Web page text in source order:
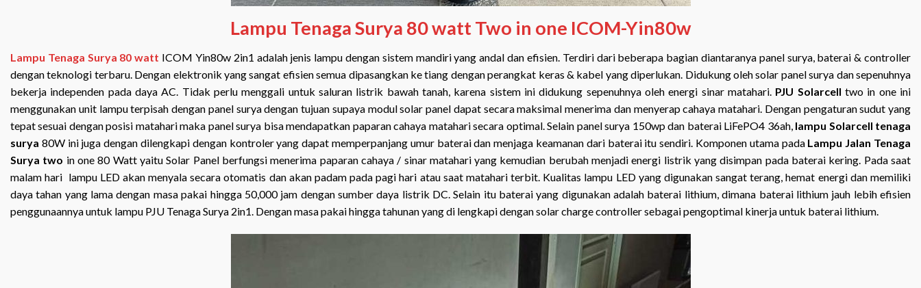
Lampu Tenaga Surya 80 watt Two in one ICOM-Yin80w
Lampu Tenaga Surya 80 watt ICOM Yin80w 2in1 adalah jenis lampu dengan sistem mandiri yang andal dan efisien. Terdiri dari beberapa bagian diantaranya panel surya, baterai & controller
dengan teknologi terbaru. Dengan elektronik yang sangat efisien semua dipasangkan ke tiang dengan perangkat keras & kabel yang diperlukan. Didukung oleh solar panel surya dan sepenuhnya
bekerja independen pada daya AC. Tidak perlu menggali untuk saluran listrik bawah tanah, karena sistem ini didukung sepenuhnya oleh energi sinar matahari. PJU Solarcell two in one ini
menggunakan unit lampu terpisah dengan panel surya dengan tujuan supaya modul solar panel dapat secara maksimal menerima dan menyerap cahaya matahari. Dengan pengaturan sudut yang
tepat sesuai dengan posisi matahari maka panel surya bisa mendapatkan paparan cahaya matahari secara optimal. Selain panel surya 150wp dan baterai LiFePO4 36ah, lampu Solarcell tenaga
surya 80W ini juga dengan dilengkapi dengan kontroler yang dapat memperpanjang umur baterai dan menjaga keamanan dari baterai itu sendiri. Komponen utama pada Lampu Jalan Tenaga
Surya two in one 80 Watt yaitu Solar Panel berfungsi menerima paparan cahaya / sinar matahari yang kemudian berubah menjadi energi listrik yang disimpan pada baterai kering. Pada saat
malam hari lampu LED akan menyala secara otomatis dan akan padam pada pagi hari atau saat matahari terbit. Kualitas lampu LED yang digunakan sangat terang, hemat energi dan memiliki
daya tahan yang lama dengan masa pakai hingga 50,000 jam dengan sumber daya listrik DC. Selain itu baterai yang digunakan adalah baterai lithium, dimana baterai lithium jauh lebih efisien
penggunaannya untuk lampu PJU Tenaga Surya 2in1. Dengan masa pakai hingga tahunan yang di lengkapi dengan solar charge controller sebagai pengoptimal kinerja untuk baterai lithium.